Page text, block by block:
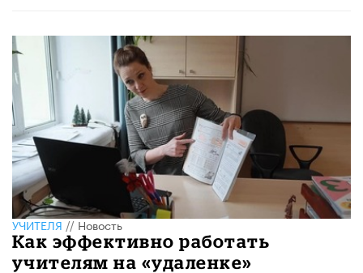
УЧИТЕЛЯ//Новость
Как эффективно работать
учителям на «удаленке»